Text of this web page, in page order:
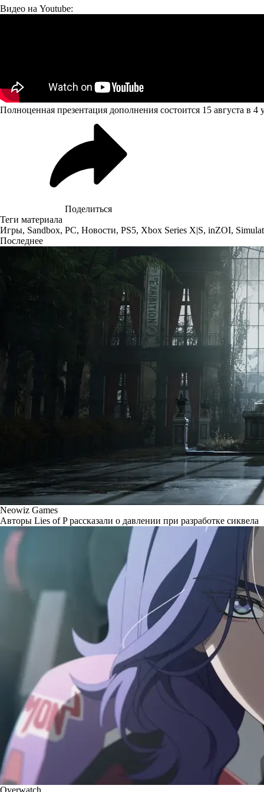
Видео на Youtube:
Полноценная презентация дополнения состоится 15 августа в
Поделиться
Теги материала
Игры, Sandbox, PC, Новости, PS5, Xbox Series X|S, inZOI,
Последнее
Neowiz Games
Авторы Lies of P рассказали о давлении при разработке сиквела
Overwatch